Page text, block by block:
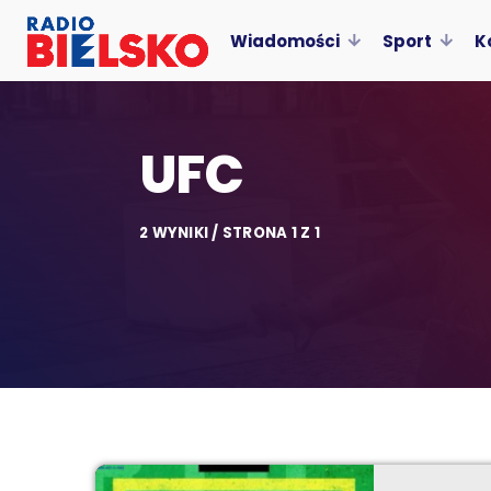
Wiadomości Sport
UFC
2 WYNIKI / STRONA 1 Z 1